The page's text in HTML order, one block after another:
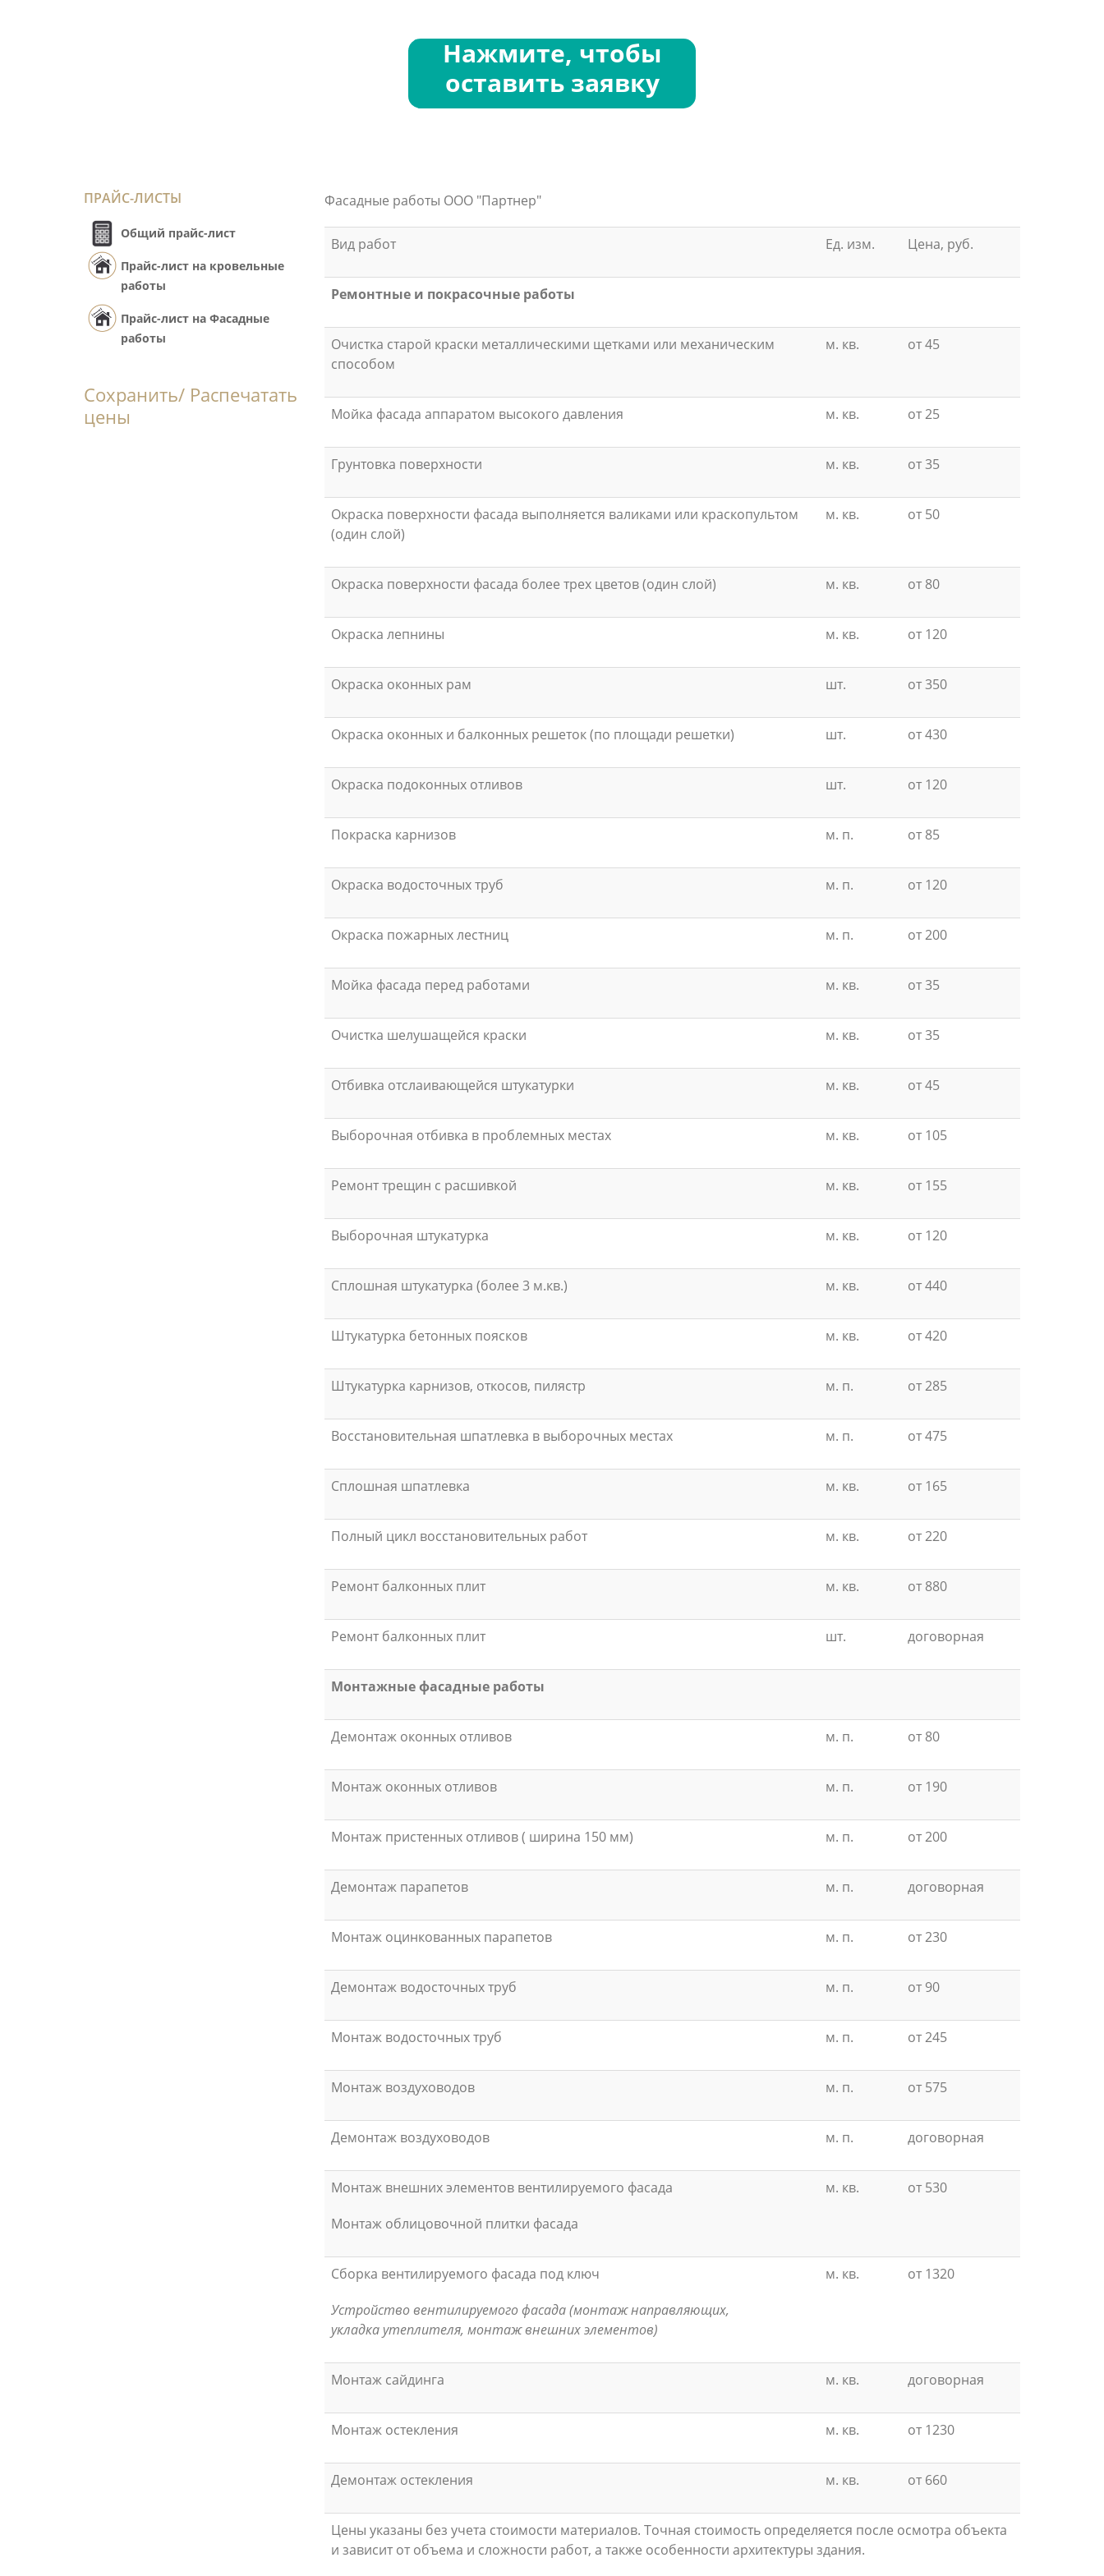
Нажмите, чтобы
оставить заявку
ПРАЙС-ЛИСТЫ
Общий прайс-лист
Прайс-лист на кровельные
работы
Прайс-лист на Фасадные
работы
Сохранить/ Распечатать
цены
Фасадные работы ООО "Партнер"
Вид работ Ед. изм. Цена, руб.
Ремонтные и покрасочные работы
Очистка старой краски металлическими щетками или механическим
способом
м. кв. от 45
Мойка фасада аппаратом высокого давления м. кв. от 25
Грунтовка поверхности м. кв. от 35
Oкраска поверхности фасада выполняется валиками или краскопультом
(один слой)
м. кв. от 50
Окраска поверхности фасада более трех цветов (один слой) м. кв. от 80
Окраска лепнины м. кв. от 120
Окраска оконных рам шт. от 350
Окраска оконных и балконных решеток (по площади решетки) шт. от 430
Окраска подоконных отливов шт. от 120
Покраска карнизов м. п. от 85
Окраска водосточных труб м. п. от 120
Окраска пожарных лестниц м. п. от 200
Мойка фасада перед работами м. кв. от 35
Очистка шелушащейся краски м. кв. от 35
Отбивка отслаивающейся штукатурки м. кв. от 45
Выборочная отбивка в проблемных местах м. кв. от 105
Ремонт трещин с расшивкой м. кв. от 155
Выборочная штукатурка м. кв. от 120
Сплошная штукатурка (более 3 м.кв.) м. кв. от 440
Штукатурка бетонных поясков м. кв. от 420
Штукатурка карнизов, откосов, пилястр м. п. от 285
Восстановительная шпатлевка в выборочных местах м. п. от 475
Сплошная шпатлевка м. кв. от 165
Полный цикл восстановительных работ м. кв. от 220
Ремонт балконных плит м. кв. от 880
Ремонт балконных плит шт. договорная
Монтажные фасадные работы
Демонтаж оконных отливов м. п. от 80
Монтаж оконных отливов м. п. от 190
Монтаж пристенных отливов ( ширина 150 мм) м. п. от 200
Демонтаж парапетов м. п. договорная
Монтаж оцинкованных парапетов м. п. от 230
Демонтаж водосточных труб м. п. от 90
Монтаж водосточных труб м. п. от 245
Монтаж воздуховодов м. п. от 575
Демонтаж воздуховодов м. п. договорная
Монтаж внешних элементов вентилируемого фасада
Монтаж облицовочной плитки фасада
м. кв. от 530
Сборка вентилируемого фасада под ключ
Устройство вентилируемого фасада (монтаж направляющих,
укладка утеплителя, монтаж внешних элементов)
м. кв. от 1320
Монтаж сайдинга м. кв. договорная
Монтаж остекления м. кв. от 1230
Демонтаж остекления м. кв. от 660
Цены указаны без учета стоимости материалов. Точная стоимость определяется после осмотра объекта
и зависит от объема и сложности работ, а также особенности архитектуры здания.